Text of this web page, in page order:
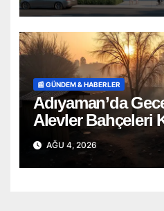
📰 GÜNDEM & HABERLER
Adıyaman’da
Alevler Bahçeleri
Onlarca Can
AĞU 4, 2026